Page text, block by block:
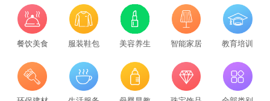
餐饮美食 服装鞋包 美容养生 智能家居 教育培训